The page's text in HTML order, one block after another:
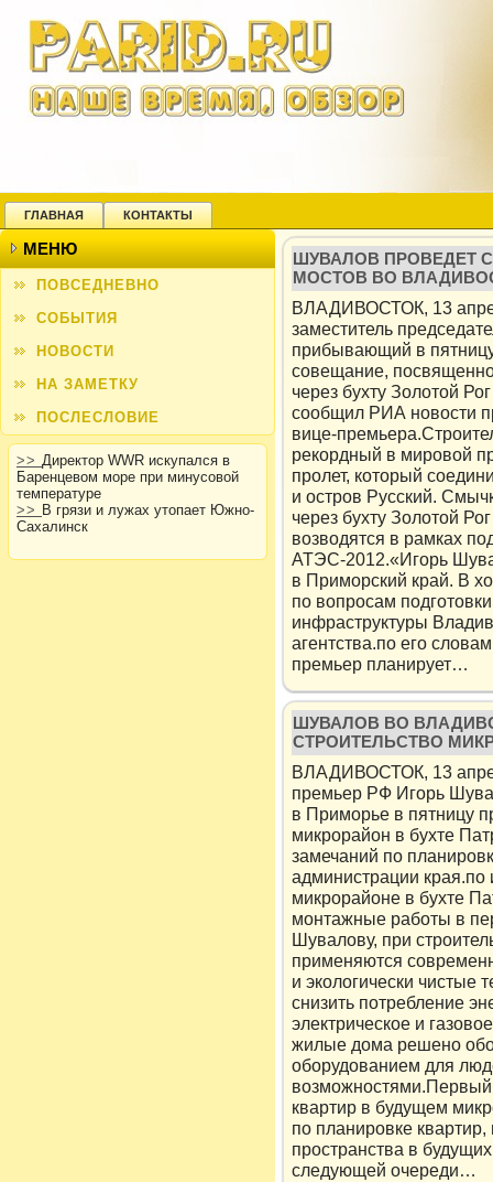
ГЛАВНАЯ КОНТАКТЫ
МЕНЮ
ПОВСЕДНЕВНО
СОБЫТИЯ
НОВОСТИ
НА ЗАМЕТКУ
ПОСЛЕСЛОВИЕ
>> Директор WWR искупался в
Баренцевом море при минусовой
температуре
>> В грязи и лужах утопает Южно-
Сахалинск
ШУВАЛОВ ПРОВЕДЕТ
МОСТОВ ВО
ВЛАДИВОСТОК, 13
заместитель
прибывающий в
совещание,
через бухту Золотой
сообщил РИА новости
вице-
рекордный в мировой
пролет, который
и остров Русский.
через бухту Золотой
возводятся в рамках
АТЭС-2012.«Игорь
в Приморский край. В
по вопросам
инфраструктуры
агентства.по его
премьер планирует…
ШУВАЛОВ ВО
СТРОИТЕЛЬСТВО
ВЛАДИВОСТОК, 13
премьер РФ Игорь
в Приморье в пятницу
микрорайон в бухте
замечаний по
администрации
микрорайоне в бухте
монтажные работы в
Шувалову, при
применяются
и экологически чистые
снизить потребление
электрическое и
жилые дома решено
оборудованием для
возможностями.Первый
квартир в будущем
по планировке квартир,
пространства в
следующей очереди…